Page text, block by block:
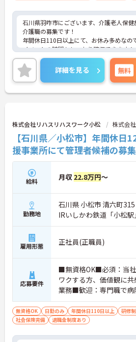
石川県羽咋市にございます、介護老人保健
介護職の募集です！
年間休日110日以上にて、お休み多めなの
イベートの時間もしっかり確保できます！
ご興味のある方は、マイナビ介護職まで
せください。詳細を見る 無料
株式会社リハスリハスワーク小松 株式会
【石川県／小松市】年間休
援事業所にて管理者候補の募
給料 月収 22.8万円～
勤務地
石川県 小松市 清六町
IRいしかわ鉄道「小松
雇用形態 正社員(正職員)
応募要件
■無資格OK■必須：当
ワクする方、価値観に
業務■歓迎：専門職で病
リーダー経験・マネジ
任感がありレジリエン
無資格OK 日勤のみ 年間休日110日以上 研修
社会保険完備
退職金制度あり